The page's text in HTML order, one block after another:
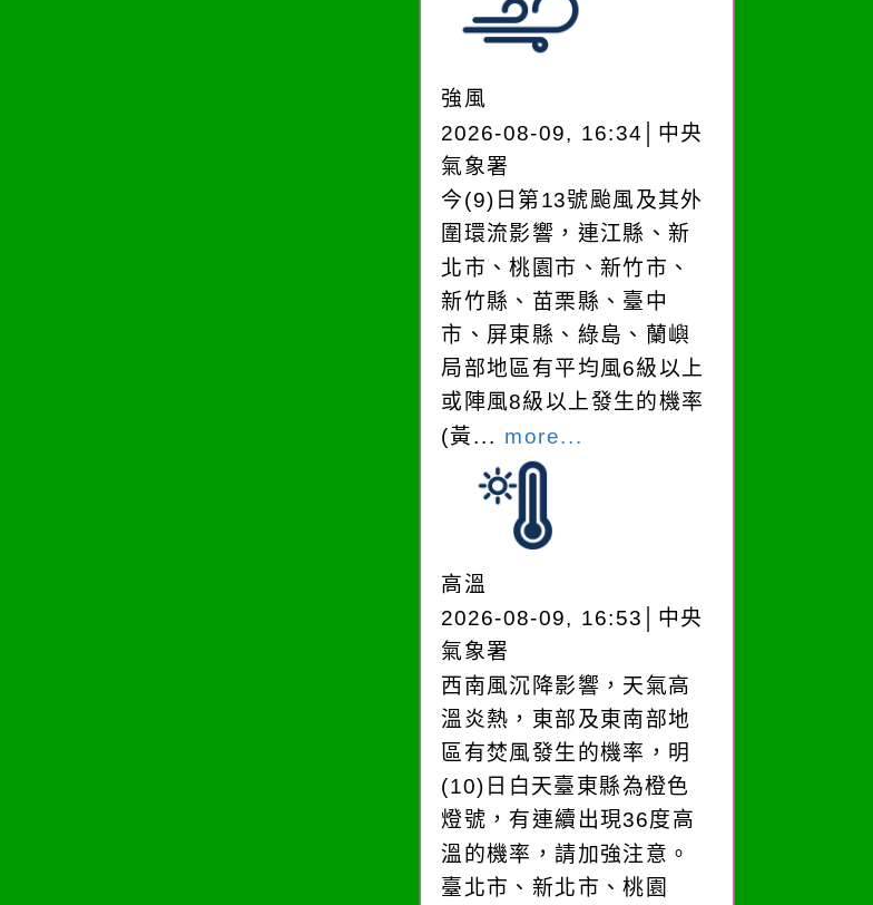
強風
2026-08-09, 16:34│中央
氣象署
今(9)日第13號颱風及其外
圍環流影響，連江縣、新
北市、桃園市、新竹市、
新竹縣、苗栗縣、臺中
市、屏東縣、綠島、蘭嶼
局部地區有平均風6級以上
或陣風8級以上發生的機率
(黃... more...
高溫
2026-08-09, 16:53│中央
氣象署
西南風沉降影響，天氣高
溫炎熱，東部及東南部地
區有焚風發生的機率，明
(10)日白天臺東縣為橙色
燈號，有連續出現36度高
溫的機率，請加強注意。
臺北市、新北市、桃園